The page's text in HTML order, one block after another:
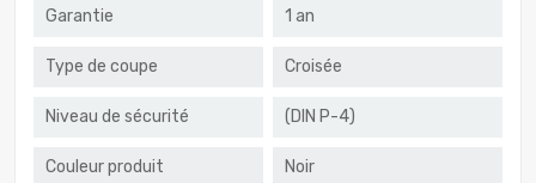
Garantie 1 an
Type de coupe Croisée
Niveau de sécurité (DIN P-4)
Couleur produit Noir